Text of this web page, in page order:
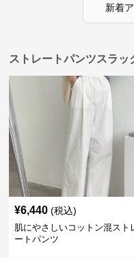
新着
ストレートパンツスラ
¥6,440 (税込)
肌にやさしいコットン混スト
ートパンツ